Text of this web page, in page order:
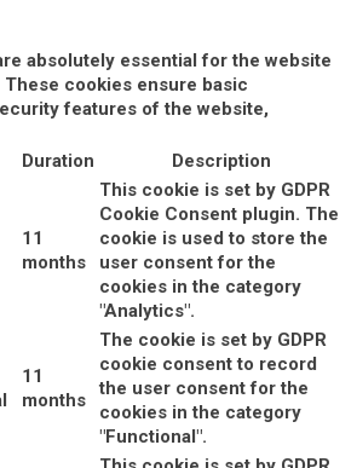
absolutely essential for the website
cookies ensure basic
features of the website,
Duration Description
11
months
This cookie is set by GDPR
Cookie Consent plugin. The
cookie is used to store the
user consent for the
cookies in the category
"Analytics".
11
months
The cookie is set by GDPR
cookie consent to record
the user consent for the
cookies in the category
"Functional".